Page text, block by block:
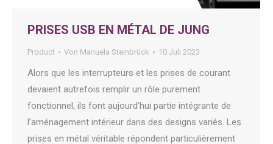
PRISES USB EN MÉTAL DE JUNG
Product Von Manuela Steinbrück 10 Juli 2023
Alors que les interrupteurs et les prises de courant
devaient autrefois remplir un rôle purement
fonctionnel, ils font aujourd’hui partie intégrante de
l’aménagement intérieur dans des designs variés. Les
prises en métal véritable répondent particulièrement